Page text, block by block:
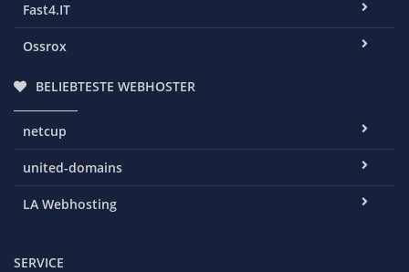
Fast4.IT
Ossrox
BELIEBTESTE WEBHOSTER
netcup
united-domains
LA Webhosting
SERVICE